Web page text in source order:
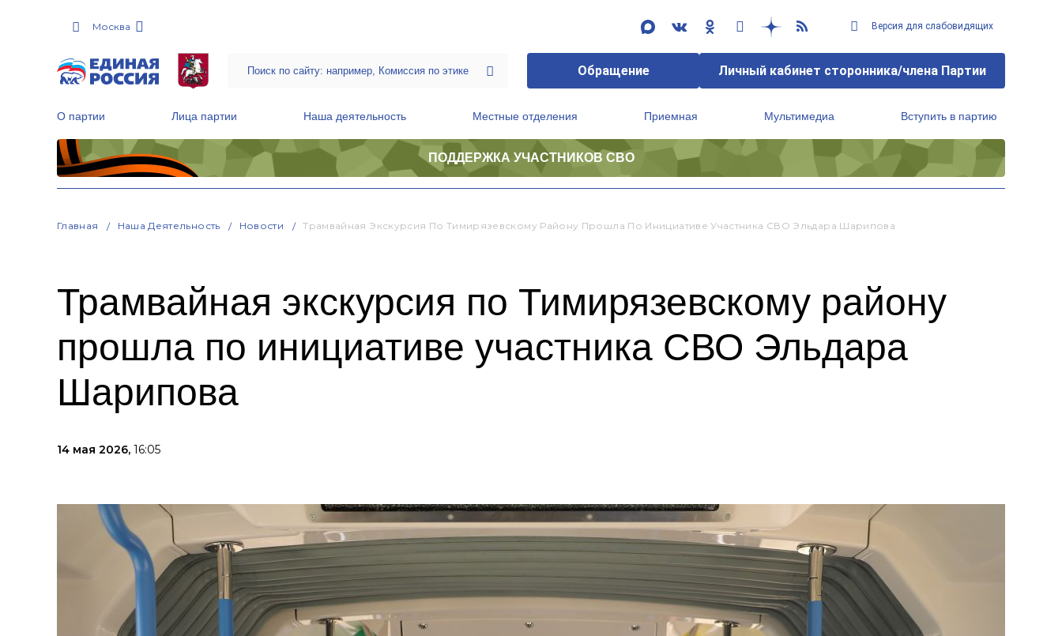
Москва Версия для слабовидящих
Обращение Личный кабинет сторонника/члена Партии
О партии Лица партии Наша деятельность Местные отделения Приемная Мультимедиа Вступить в партию
ПОДДЕРЖКА УЧАСТНИКОВ СВО
Главная Наша Деятельность Новости Трамвайная Экскурсия По Тимирязевскому Району Прошла По Инициативе Участника СВО Эльдара Шарипова
Трамвайная экскурсия по Тимирязевскому району
прошла по инициативе участника СВО Эльдара
Шарипова
14 мая 2026, 16:05